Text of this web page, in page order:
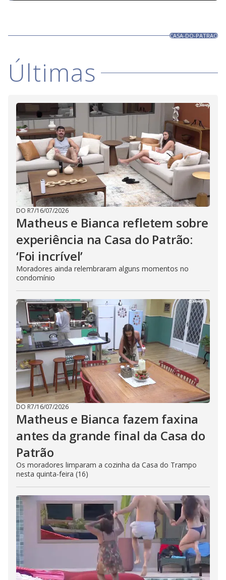
CASA-DO-PATRAO
Últimas
DO R7/16/07/2026
Matheus e Bianca refletem sobre
experiência na Casa do Patrão:
‘Foi incrível’
Moradores ainda relembraram alguns momentos no
condomínio
DO R7/16/07/2026
Matheus e Bianca fazem faxina
antes da grande final da Casa do
Patrão
Os moradores limparam a cozinha da Casa do Trampo
nesta quinta-feira (16)